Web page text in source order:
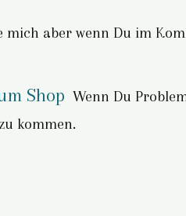
aber wenn Du im
Shop Wenn Du
kommen.